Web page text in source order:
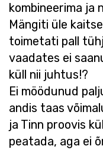
kombineerima ja
Mängiti üle
toimetati pall
vaadates ei
küll nii juhtus!?
Ei möödunud
andis taas
ja Tinn proovis
peatada, aga ei